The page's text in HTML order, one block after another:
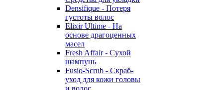
Densifique - Потеря
густоты волос
Elixir Ultime - На
основе драгоценных
масел
Fresh Affair - Сухой
шампунь
Fusio-Scrub - Скраб-
уход для кожи головы
и волос